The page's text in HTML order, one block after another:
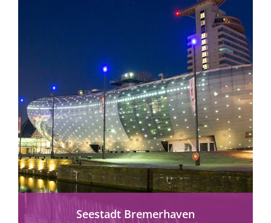
mehr erfahren
Seestadt Bremerhaven